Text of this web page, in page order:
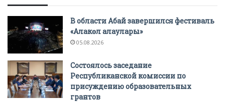
В области Абай завершился фестиваль
«Алакөл алаулары»
05.08.2026
Состоялось заседание
Республиканской комиссии по
присуждению образовательных
грантов